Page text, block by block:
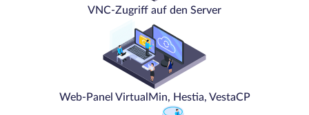
VNC-Zugriff auf den Server
Web-Panel VirtualMin, Hestia, VestaCP